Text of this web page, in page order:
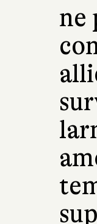
ne